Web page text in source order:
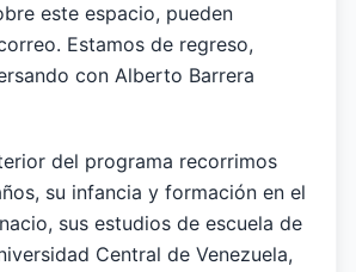
este espacio, pueden
Estamos de regreso,
con Alberto Barrera
del programa recorrimos
su infancia y formación en el
sus estudios de escuela de
Central de Venezuela,